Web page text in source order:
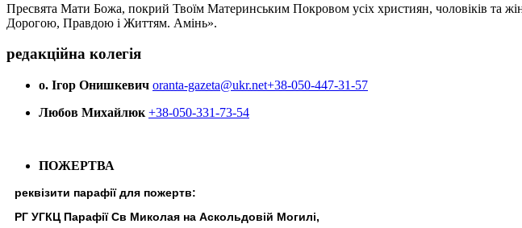
Пресвята Мати Божа, покрий Твоїм Материнським Покровом усіх християн, чоловіків та
Дорогою, Правдою і Життям. Амінь».
редакційна колегія
о. Ігор Онишкевич oranta-gazeta@ukr.net+38-050-447-31-57
Любов Михайлюк +38-050-331-73-54
ПОЖЕРТВА
реквізити парафії для пожертв:
РГ УГКЦ Парафії Св Миколая на Аскольдовій Могилі,